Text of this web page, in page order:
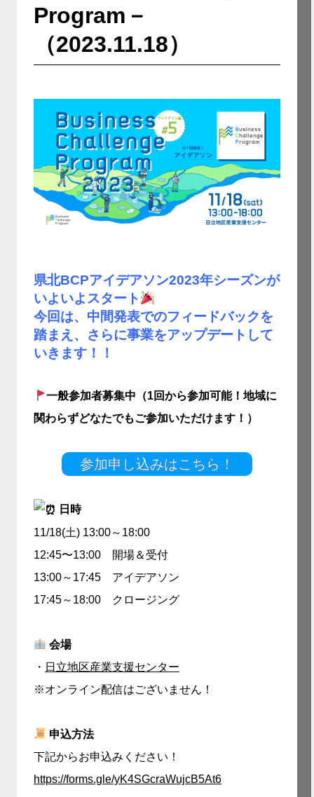
Program－
（2023.11.18）
県北BCPアイデアソン2023年シーズンが
いよいよスタート
今回は、中間発表でのフィードバックを
踏まえ、さらに事業をアップデートして
いきます！！
一般参加者募集中（1回から参加可能！地域に
関わらずどなたでもご参加いただけます！）
参加申し込みはこちら！
日時
11/18(土) 13:00～18:00
12:45〜13:00 開場＆受付
13:00～17:45 アイデアソン
17:45～18:00 クロージング
会場
・ 日立地区産業支援センター
※オンライン配信はございません！
申込方法
下記からお申込みください！
https://forms.gle/yK4SGcraWujcB5At6